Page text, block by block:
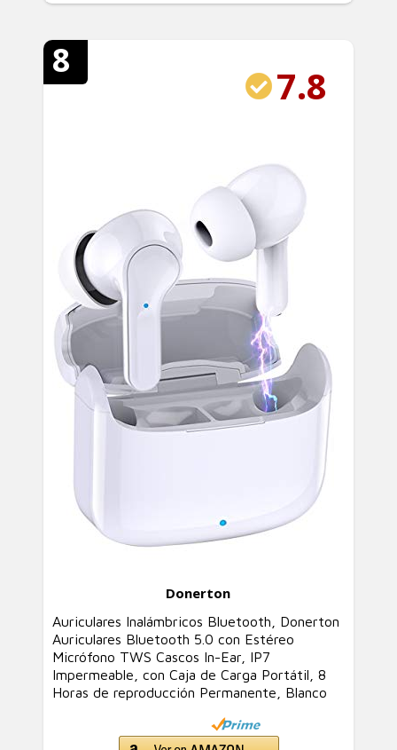
8
7.8
Donerton
Auriculares Inalámbricos Bluetooth, Donerton
Auriculares Bluetooth 5.0 con Estéreo
Micrófono TWS Cascos In-Ear, IP7
Impermeable, con Caja de Carga Portátil, 8
Horas de reproducción Permanente, Blanco